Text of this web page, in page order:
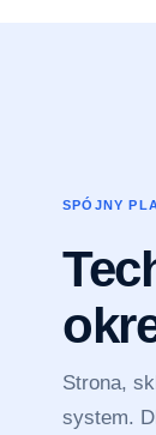
SPÓJNY
Strona,
system.